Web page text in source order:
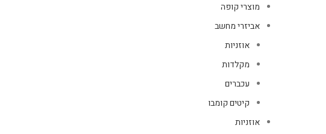
מוצרי קופה
אביזרי מחשב
אוזניות
מקלדות
עכברים
קיטים קומבו
אוזניות